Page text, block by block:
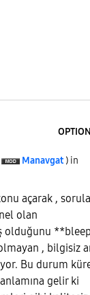
Manavgat ) in
açarak ,
olan
olduğunu
, bilgisiz
Bu durum
gelir ki